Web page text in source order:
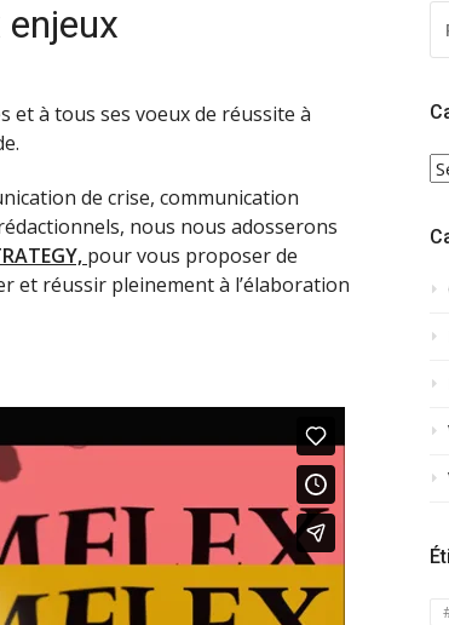
et à tous ses voeux de réussite à
de crise, communication
nous nous adosserons
pour vous proposer de
réussir pleinement à l’élaboration
: